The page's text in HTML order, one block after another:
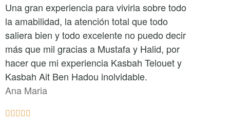
Una gran experiencia para vivirla sobre todo
la amabilidad, la atención total que todo
saliera bien y todo excelente no puedo decir
más que mil gracias a Mustafa y Halid, por
hacer que mi experiencia Kasbah Telouet y
Kasbah Ait Ben Hadou inolvidable.
Ana Maria
    